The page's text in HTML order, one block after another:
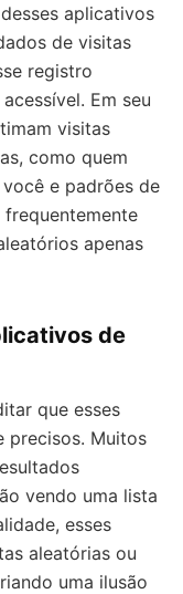
aplicativos
de visitas
registro
Em seu
visitas
como quem
e padrões de
apenas
de
que esses
precisos. Muitos
vendo uma lista
esses
aleatórias ou
uma ilusão